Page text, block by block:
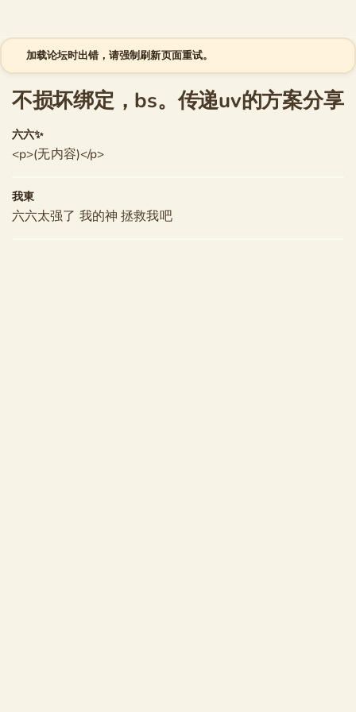
跳至内容
加载论坛时出错，请强制刷新页面重试。
不损坏绑定，bs。传递uv的方案分享
六六✨
<p>(无内容)</p>
我東
六六太强了 我的神 拯救我吧